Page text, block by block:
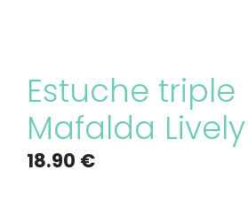
Estuche triple
Mafalda Lively
18.90 €